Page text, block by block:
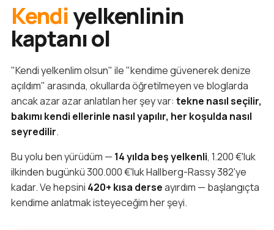
Kendiyelkenlinin
kaptanı ol
"Kendi yelkenlim olsun" ile "kendime güvenerek denize
açıldım" arasında, okullarda öğretilmeyen ve bloglarda
ancak azar azar anlatılan her şey var: tekne nasıl seçilir,
bakımı kendi ellerinle nasıl yapılır, her koşulda nasıl
seyredilir.
Bu yolu ben yürüdüm — 14 yılda beş yelkenli, 1.200 €'luk
ilkinden bugünkü 300.000 €'luk Hallberg-Rassy 382'ye
kadar. Ve hepsini 420+ kısa derseayırdım — başlangıçta
kendime anlatmak isteyeceğim her şeyi.